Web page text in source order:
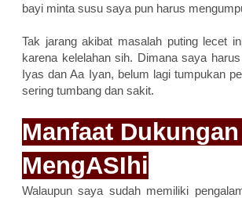
bayi minta susu saya pun harus
Tak jarang akibat masalah puting lecet
karena kelelahan sih. Dimana saya
Iyas dan Aa Iyan, belum lagi tumpukan
sering tumbang dan sakit.
Manfaat
MengASIhi
Walaupun saya sudah memiliki